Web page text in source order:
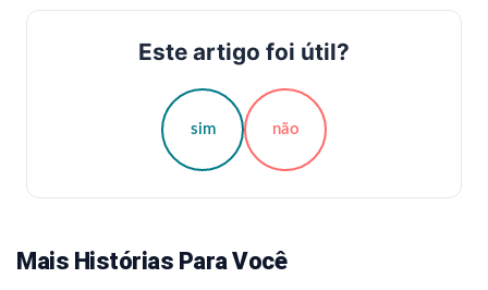
Este artigo foi útil?
sim não
Mais Histórias Para Você